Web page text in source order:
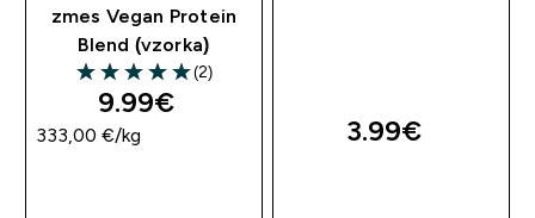
zmes Vegan Protein
Blend (vzorka)
5 out of 5 stars
(2)
9.99€‎
333,00 €‎/kg 3.99€‎